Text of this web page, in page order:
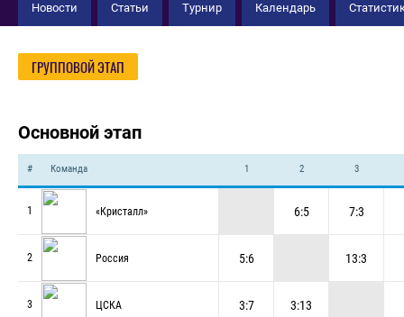
Новости Статьи Турнир Календарь
ГРУППОВОЙ ЭТАП
Основной этап
# Команда
1 «Кристалл»
2 Россия
3 ЦСКА
1 2 3
6:5 7:3
5:6 13:3
3:7 3:13